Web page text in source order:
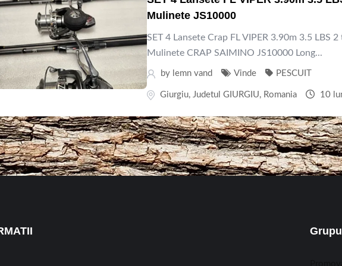
Mulinete JS10000
SET 4 Lansete Crap FL VIPER 3.90m 3.5 LBS
Mulinete CRAP SAIMINO JS10000 Long...
by lemn vand Vinde PESCUIT
Giurgiu, Judetul GIURGIU, Romania 10